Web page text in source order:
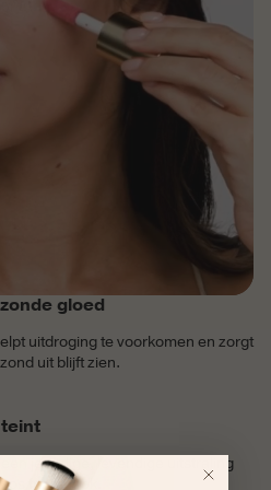
gloed
uitdroging te voorkomen en zorgt
uit blijft zien.
jeugdige, levendige uitstraling
frisse look.